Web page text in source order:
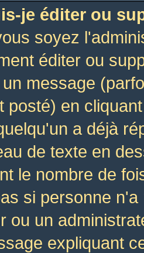
je éditer ou
soyez
éditer ou
message
posté) en
a déjà
de texte en
le nombre de
si personne
ou un
expliquant